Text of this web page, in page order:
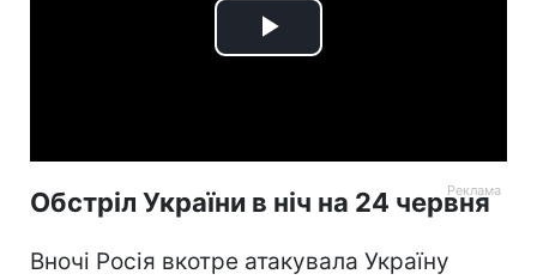
Play
Обстріл України в ніч на 24 червня
Вночі Росія вкотре атакувала Україну